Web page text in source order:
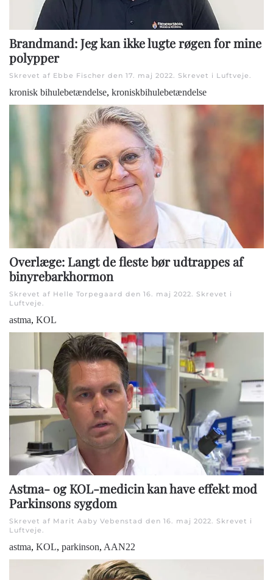
Brandmand: Jeg kan ikke lugte røgen for mine
polypper
Skrevet af Ebbe Fischer den 17. maj 2022. Skrevet i Luftveje.
kronisk bihulebetændelse, kroniskbihulebetændelse
Overlæge: Langt de fleste bør udtrappes af
binyrebarkhormon
Skrevet af Helle Torpegaard den 16. maj 2022 . Skrevet i
Luftveje
astma, KOL
Astma- og KOL-medicin kan have effekt mod
Parkinsons sygdom
Skrevet af Marit Aaby Vebenstad den 16. maj 2022 . Skrevet i
Luftveje
astma, KOL, parkinson, AAN22